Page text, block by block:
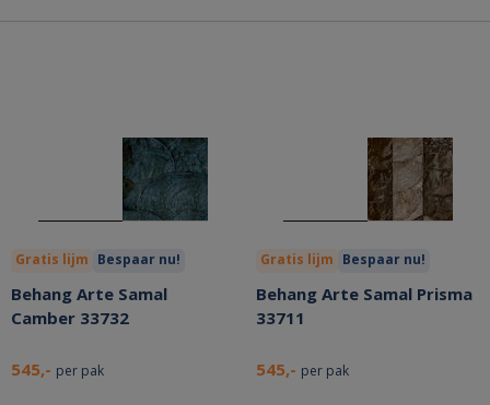
Gratis lijm Bespaar nu!
Behang Arte Samal
Camber 33732
545,- per pak
Gratis lijm Bespaar nu!
Behang Arte Samal Prisma
33711
545,- per pak